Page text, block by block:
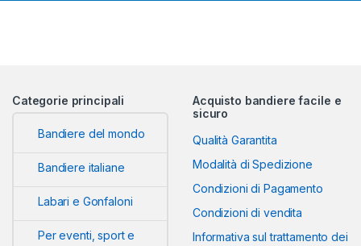
Categorie principali
Bandiere del mondo
Bandiere italiane
Labari e Gonfaloni
Per eventi, sport e
Acquisto bandiere facile e
sicuro
Qualità Garantita
Modalità di Spedizione
Condizioni di Pagamento
Condizioni di vendita
Informativa sul trattamento dei